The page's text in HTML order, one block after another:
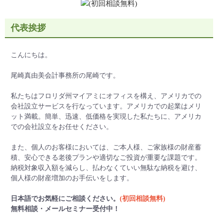
代表挨拶
こんにちは。
尾崎真由美会計事務所の尾崎です。
私たちはフロリダ州マイアミにオフィスを構え、アメリカでの
会社設立サービスを行なっています。アメリカでの起業はメリ
ット満載。簡単、迅速、低価格を実現した私たちに、アメリカ
での会社設立をお任せください。
また、個人のお客様においては、ご本人様、ご家族様の財産蓄
積、安心できる老後プランや適切なご投資が重要な課題です。
納税対象収入額を減らし、払わなくていい無駄な納税を避け、
個人様の財産増加のお手伝いをします。
日本語でお気軽にご相談ください。 (初回相談無料)
無料相談・メールセミナー受付中！